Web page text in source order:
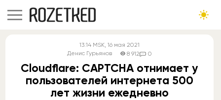
13:14 MSK, 16 мая 2021
Денис Гурьянов
8 912 0
Cloudflare: CAPTCHA отнимает у
пользователей интернета 500
лет жизни ежедневно